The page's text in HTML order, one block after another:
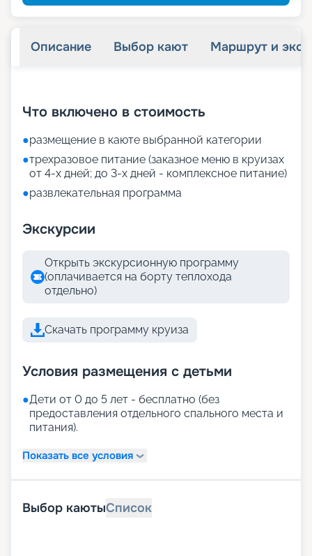
Описание Выбор кают Маршрут и
Что включено в стоимость
●размещение в каюте выбранной категории
●трехразовое питание (заказное меню в круизах
от 4-х дней; до 3-х дней - комплексное питание)
●развлекательная программа
Экскурсии
Открыть экскурсионную программу
(оплачивается на борту теплохода
отдельно)
Скачать программу круиза
Условия размещения с детьми
●Дети от 0 до 5 лет - бесплатно (без
предоставления отдельного спального места и
питания).
Показать все условия
Выбор каютыСписок